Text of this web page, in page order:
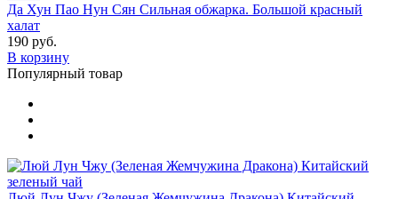
Да Хун Пао Нун Сян Сильная обжарка. Большой красный
халат
190 руб.
В корзину
Популярный товар